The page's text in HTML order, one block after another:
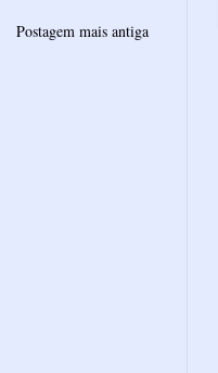
Postagem mais antiga